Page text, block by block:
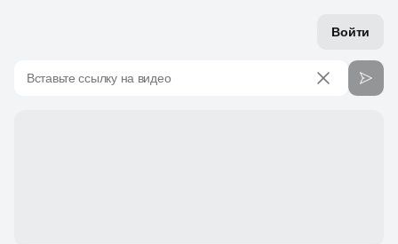
Войти
Вставьте ссылку на видео